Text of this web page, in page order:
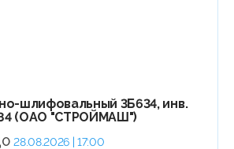
шлифовальный 3Б634, инв.
(ОАО "СТРОЙМАШ")
28.08.2026 | 17:00